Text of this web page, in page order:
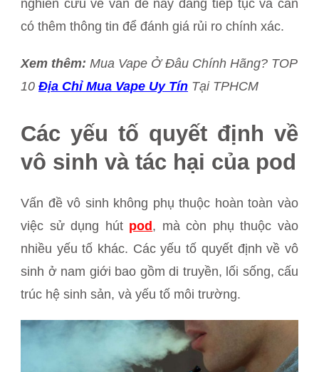
nghiên cứu về vấn đề này đang tiếp tục và cần
có thêm thông tin để đánh giá rủi ro chính xác.
Xem thêm: Mua Vape Ở Đâu Chính Hãng? TOP
10 Địa Chỉ Mua Vape Uy Tín Tại TPHCM
Các yếu tố quyết định về
vô sinh và tác hại của pod
Vấn đề vô sinh không phụ thuộc hoàn toàn vào
việc sử dụng hút pod, mà còn phụ thuộc vào
nhiều yếu tố khác. Các yếu tố quyết định về vô
sinh ở nam giới bao gồm di truyền, lối sống, cấu
trúc hệ sinh sản, và yếu tố môi trường.